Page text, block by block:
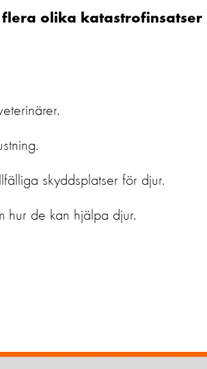
olika katastrofinsatser
skyddsplatser för djur.
hur de kan hjälpa djur.